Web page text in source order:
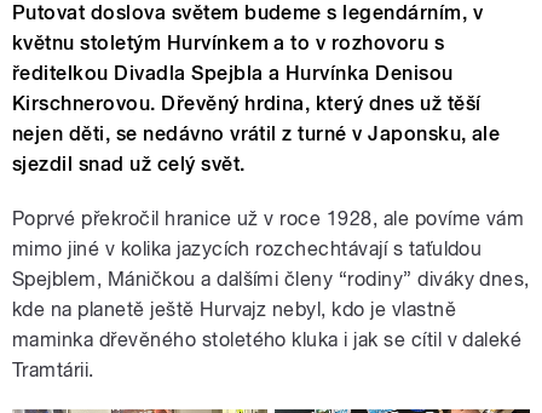
Putovat doslova světem budeme s legendárním, v
květnu stoletým Hurvínkem a to v rozhovoru s
ředitelkou Divadla Spejbla a Hurvínka Denisou
Kirschnerovou. Dřevěný hrdina, který dnes už těší
nejen děti, se nedávno vrátil z turné v Japonsku, ale
sjezdil snad už celý svět.
Poprvé překročil hranice už v roce 1928, ale povíme vám
mimo jiné v kolika jazycích rozchechtávají s taťuldou
Spejblem, Máničkou a dalšími členy “rodiny” diváky dnes,
kde na planetě ještě Hurvajz nebyl, kdo je vlastně
maminka dřevěného stoletého kluka i jak se cítil v daleké
Tramtárii.